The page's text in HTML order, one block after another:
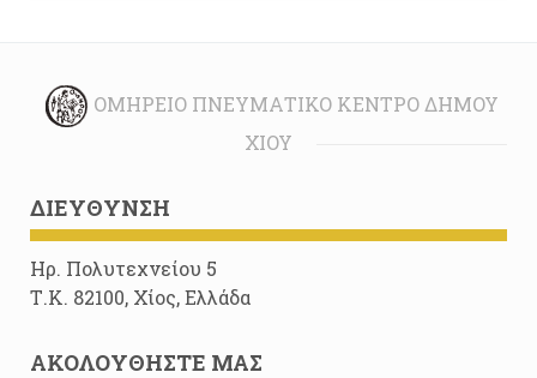
ΟΜΉΡΕΙΟ ΠΝΕΥΜΑΤΙΚΌ ΚΈΝΤΡΟ ΔΉΜΟΥ
ΧΊΟΥ
ΔΙΕΎΘΥΝΣΗ
Ηρ. Πολυτεχνείου 5
Τ.Κ. 82100, Χίος, Ελλάδα
ΑΚΟΛΟΥΘΉΣΤΕ ΜΑΣ